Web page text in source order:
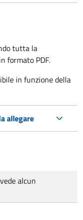
tutta la
formato PDF.
in funzione della
allegare
alcun